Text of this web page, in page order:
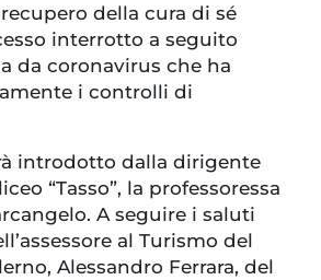
della cura di sé
interrotto a seguito
da coronavirus che ha
i controlli di
introdotto dalla dirigente
“Tasso”, la professoressa
A seguire i saluti
al Turismo del
Alessandro Ferrara, del